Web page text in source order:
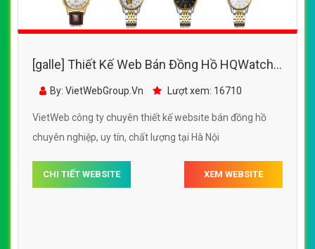
[galle] Thiết Kế Web Bán Đồng Hồ HQWatch
đẹp, chuyên nghiệp chuẩn SEO
By: VietWebGroup.Vn Lượt xem: 16710
VietWeb công ty chuyên thiết kế website bán đồng hồ
chuyên nghiệp, uy tín, chất lượng tại Hà Nội
CHI TIẾT WEBSITE XEM WEBSITE